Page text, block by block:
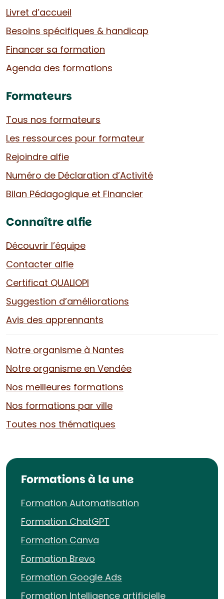
Livret d’accueil
Besoins spécifiques & handicap
Financer sa formation
Agenda des formations
Formateurs
Tous nos formateurs
Les ressources pour formateur
Rejoindre alfie
Numéro de Déclaration d’Activité
Bilan Pédagogique et Financier
Connaître alfie
Découvrir l’équipe
Contacter alfie
Certificat QUALIOPI
Suggestion d’améliorations
Avis des apprennants
Notre organisme à Nantes
Notre organisme en Vendée
Nos meilleures formations
Nos formations par ville
Toutes nos thématiques
Formations à la une
Formation Automatisation
Formation ChatGPT
Formation Canva
Formation Brevo
Formation Google Ads
Formation Intelligence artificielle